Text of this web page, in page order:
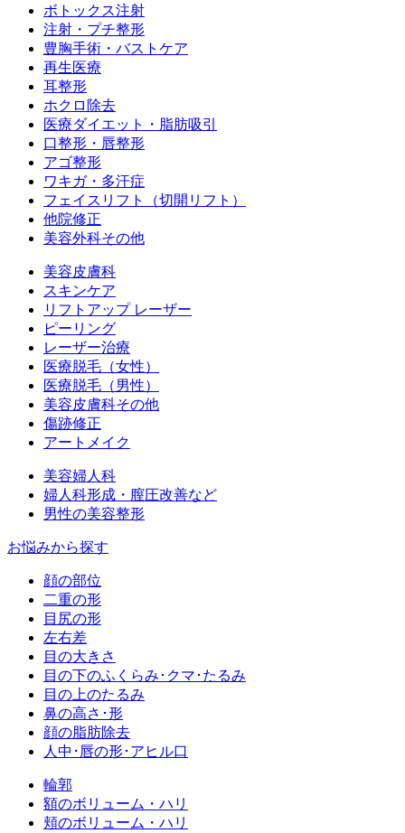
ボトックス注射
注射・プチ整形
豊胸手術・バストケア
再生医療
耳整形
ホクロ除去
医療ダイエット・脂肪吸引
口整形・唇整形
アゴ整形
ワキガ・多汗症
フェイスリフト（切開リフト）
他院修正
美容外科その他
美容皮膚科
スキンケア
リフトアップ レーザー
ピーリング
レーザー治療
医療脱毛（女性）
医療脱毛（男性）
美容皮膚科その他
傷跡修正
アートメイク
美容婦人科
婦人科形成・膣圧改善など
男性の美容整形
お悩みから探す
顔の部位
二重の形
目尻の形
左右差
目の大きさ
目の下のふくらみ･クマ･たるみ
目の上のたるみ
鼻の高さ･形
顔の脂肪除去
人中･唇の形･アヒル口
輪郭
額のボリューム・ハリ
頬のボリューム・ハリ